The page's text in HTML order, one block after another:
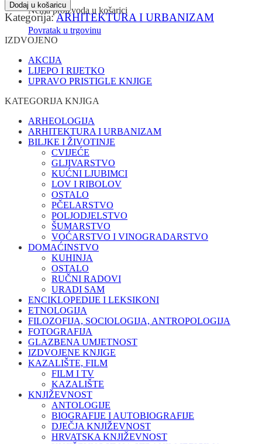
Nema proizvoda u košarici
Povratak u trgovinu
Dodaj u košaricu
Kategorija:ARHITEKTURA I URBANIZAM
IZDVOJENO
AKCIJA
LIJEPO I RIJETKO
UPRAVO PRISTIGLE KNJIGE
KATEGORIJA KNJIGA
ARHEOLOGIJA
ARHITEKTURA I URBANIZAM
BILJKE I ŽIVOTINJE
CVIJEĆE
GLJIVARSTVO
KUĆNI LJUBIMCI
LOV I RIBOLOV
OSTALO
PČELARSTVO
POLJODJELSTVO
ŠUMARSTVO
VOĆARSTVO I VINOGRADARSTVO
DOMAĆINSTVO
KUHINJA
OSTALO
RUČNI RADOVI
URADI SAM
ENCIKLOPEDIJE I LEKSIKONI
ETNOLOGIJA
FILOZOFIJA, SOCIOLOGIJA, ANTROPOLOGIJA
FOTOGRAFIJA
GLAZBENA UMJETNOST
IZDVOJENE KNJIGE
KAZALIŠTE, FILM
FILM I TV
KAZALIŠTE
KNJIŽEVNOST
ANTOLOGIJE
BIOGRAFIJE I AUTOBIOGRAFIJE
DJEČJA KNJIŽEVNOST
HRVATSKA KNJIŽEVNOST